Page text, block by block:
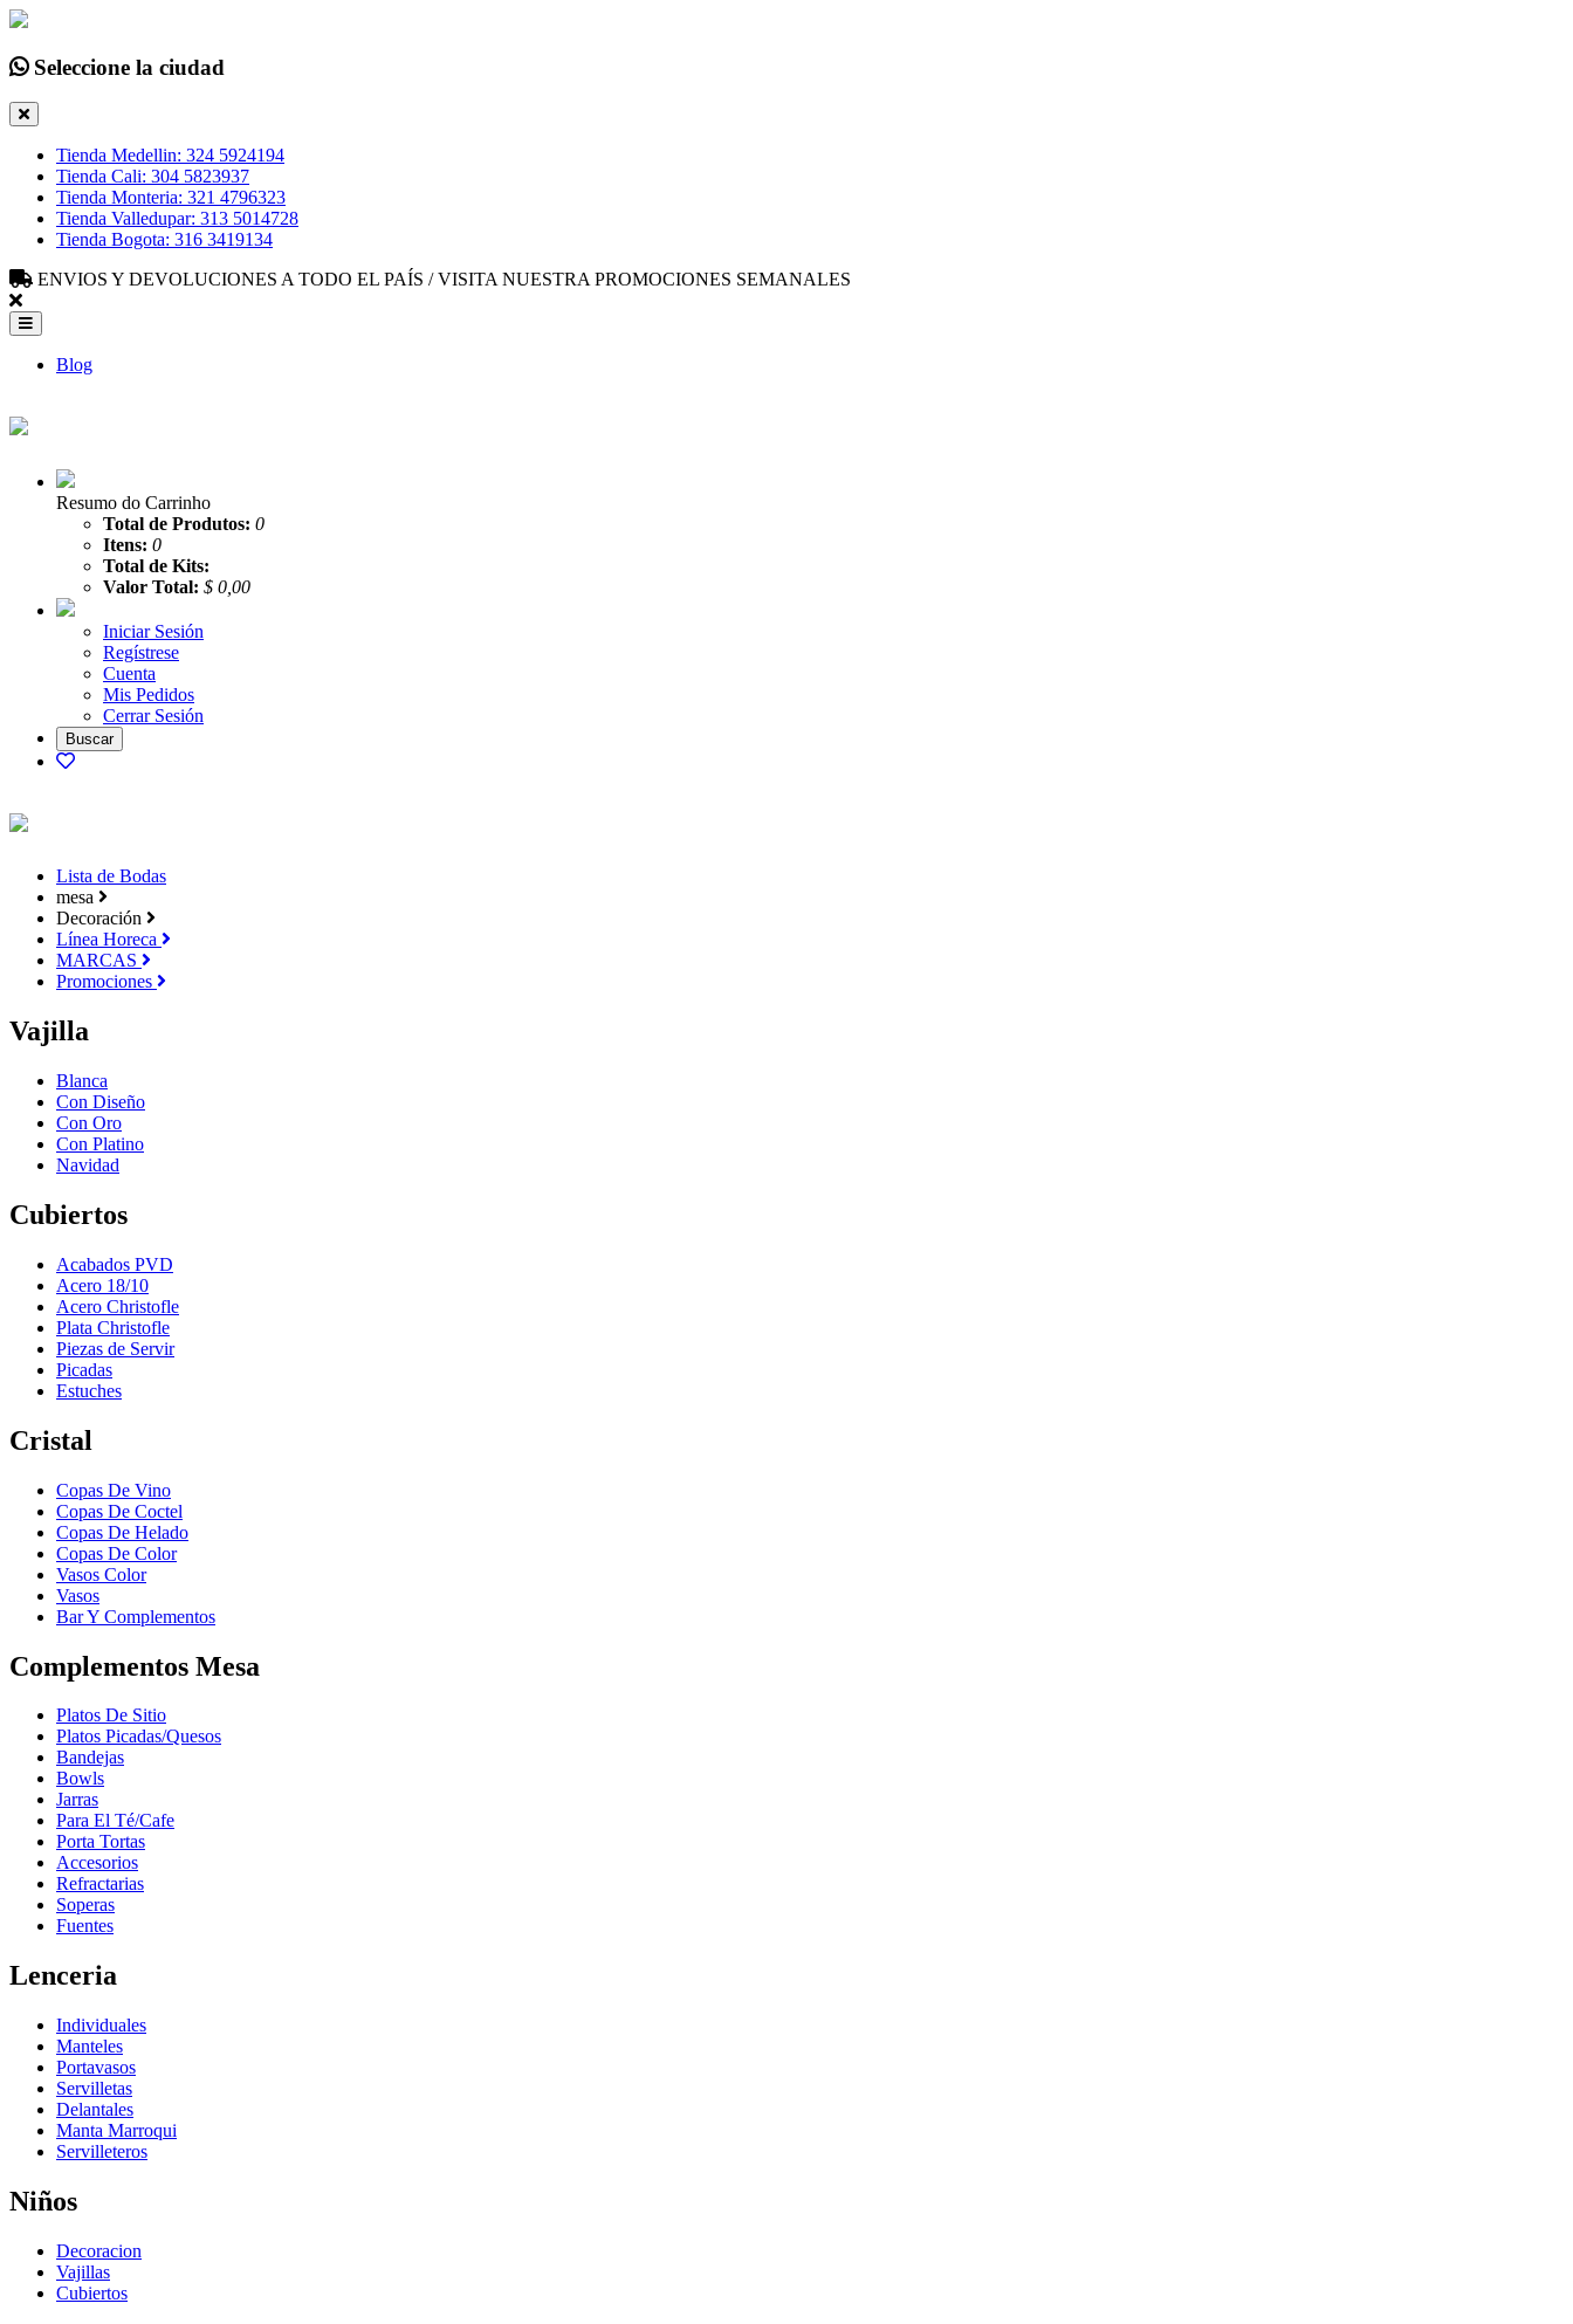
Seleccione la ciudad
Tienda Medellin: 324 5924194
Tienda Cali: 304 5823937
Tienda Monteria: 321 4796323
Tienda Valledupar: 313 5014728
Tienda Bogota: 316 3419134
ENVIOS Y DEVOLUCIONES A TODO EL PAÍS / VISITA NUESTRA PROMOCIONES SEMANALES
Blog
Resumo do Carrinho
Total de Produtos: 0
Itens: 0
Total de Kits:
Valor Total: $ 0,00
Iniciar Sesión
Regístrese
Cuenta
Mis Pedidos
Cerrar Sesión
Lista de Bodas
mesa
Decoración
Línea Horeca
MARCAS
Promociones
Vajilla
Blanca
Con Diseño
Con Oro
Con Platino
Navidad
Cubiertos
Acabados PVD
Acero 18/10
Acero Christofle
Plata Christofle
Piezas de Servir
Picadas
Estuches
Cristal
Copas De Vino
Copas De Coctel
Copas De Helado
Copas De Color
Vasos Color
Vasos
Bar Y Complementos
Complementos Mesa
Platos De Sitio
Platos Picadas/Quesos
Bandejas
Bowls
Jarras
Para El Té/Cafe
Porta Tortas
Accesorios
Refractarias
Soperas
Fuentes
Lenceria
Individuales
Manteles
Portavasos
Servilletas
Delantales
Manta Marroqui
Servilleteros
Niños
Decoracion
Vajillas
Cubiertos